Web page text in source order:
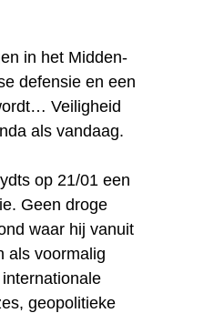
in het Midden-
defensie en een
Veiligheid
als vandaag.
op 21/01 een
Geen droge
waar hij vanuit
als voormalig
geopolitieke